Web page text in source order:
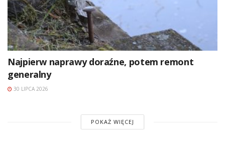
Najpierw naprawy doraźne, potem remont
generalny
30 LIPCA 2026
POKAŻ WIĘCEJ